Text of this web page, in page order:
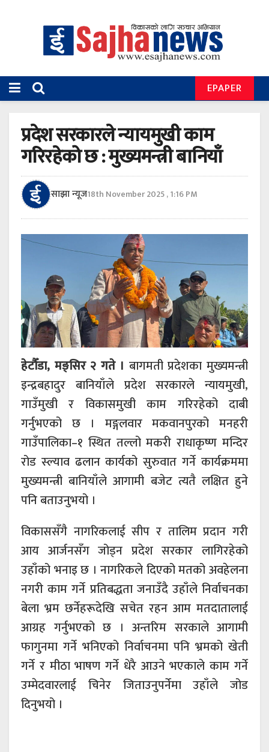
EPAPER
प्रदेश सरकारले न्यायमुखी काम
गरिरहेको छ : मुख्यमन्त्री बानियाँ
साझा न्यूज18th November 2025 , 1:16 PM
हेटौँडा, मङ्सिर २ गते । बागमती प्रदेशका मुख्यमन्त्री
इन्द्रबहादुर बानियाँले प्रदेश सरकारले न्यायमुखी,
गाउँमुखी र विकासमुखी काम गरिरहेको दाबी
गर्नुभएको छ । मङ्गलवार मकवानपुरको मनहरी
गाउँपालिका–१ स्थित तल्लो मकरी राधाकृष्ण मन्दिर
रोड स्ल्याव ढलान कार्यको सुरुवात गर्ने कार्यक्रममा
मुख्यमन्त्री बानियाँले आगामी बजेट त्यतै लक्षित हुने
पनि बताउनुभयो ।
विकाससँगै नागरिकलाई सीप र तालिम प्रदान गरी
आय आर्जनसँग जोड्न प्रदेश सरकार लागिरहेको
उहाँको भनाइ छ । नागरिकले दिएको मतको अवहेलना
नगरी काम गर्ने प्रतिबद्धता जनाउँदै उहाँले निर्वाचनका
बेला भ्रम छर्नेहरूदेखि सचेत रहन आम मतदातालाई
आग्रह गर्नुभएको छ । अन्तरिम सरकाले आगामी
फागुनमा गर्ने भनिएको निर्वाचनमा पनि भ्रमको खेती
गर्ने र मीठा भाषण गर्ने धेरै आउने भएकाले काम गर्ने
उम्मेदवारलाई चिनेर जिताउनुपर्नेमा उहाँले जोड
दिनुभयो ।